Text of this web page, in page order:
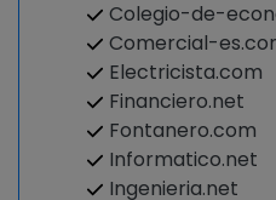
Colegio-de-
Comercial-
Electricista.com
Financiero.net
Fontanero.com
Informatico.net
Ingenieria.net